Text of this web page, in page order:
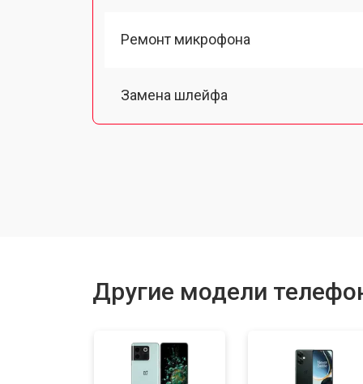
Ремонт микрофона
Замена шлейфа
Замена дисплея (экрана)
Другие модели